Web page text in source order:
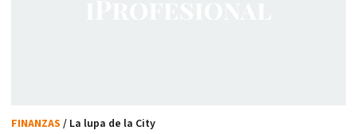
FINANZAS / La lupa de la City